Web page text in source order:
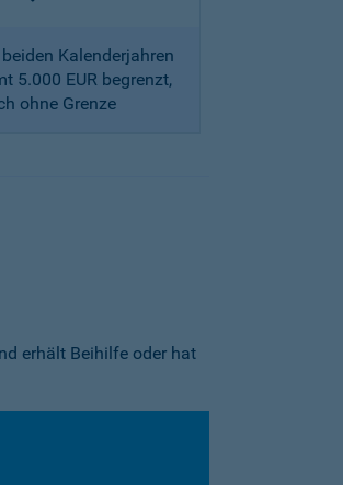
Kalenderjahren
5.000 EUR begrenzt,
ohne Grenze
erhält Beihilfe oder hat